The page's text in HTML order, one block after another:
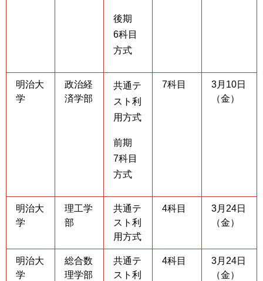
後期
6科目
方式
明治大
学
政治経
済学部
共通テ
スト利
用方式
前期
7科目
方式
7科目
3月10日
（金）
明治大
学
理工学
部
共通テ
スト利
用方式
4科目
3月24日
（金）
明治大
学
総合数
理学部
共通テ
スト利
4科目
3月24日
（金）